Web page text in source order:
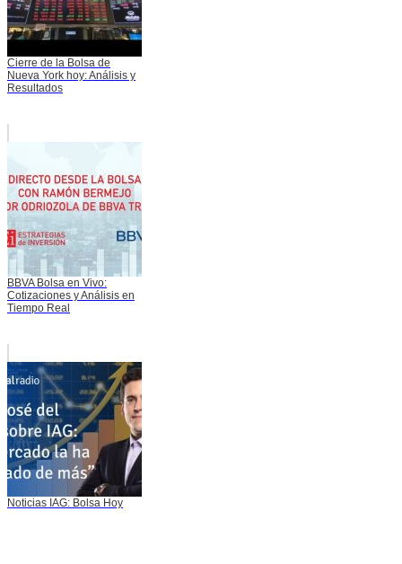
Cierre de la Bolsa de
Nueva York hoy: Análisis y
Resultados
BBVA Bolsa en Vivo:
Cotizaciones y Análisis en
Tiempo Real
Noticias IAG: Bolsa Hoy